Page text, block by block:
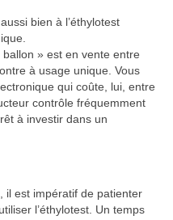
bien à l’éthylotest
ballon » est en vente entre
à usage unique. Vous
qui coûte, lui, entre
contrôle fréquemment
à investir dans un
il est impératif de patienter
l’éthylotest. Un temps